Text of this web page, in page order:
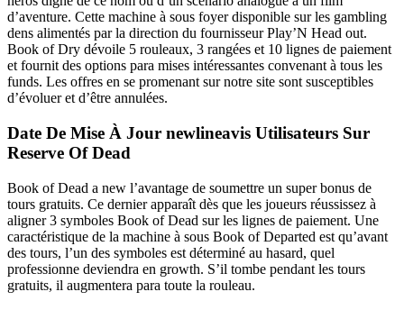
d’aventure. Cette machine à sous foyer disponible sur les gambling
dens alimentés par la direction du fournisseur Play’N Head out.
Book of Dry dévoile 5 rouleaux, 3 rangées et 10 lignes de paiement
et fournit des options para mises intéressantes convenant à tous les
funds. Les offres en se promenant sur notre site sont susceptibles
d’évoluer et d’être annulées.
Date De Mise À Jour newlineavis Utilisateurs Sur
Reserve Of Dead
Book of Dead a new l’avantage de soumettre un super bonus de
tours gratuits. Ce dernier apparaît dès que les joueurs réussissez à
aligner 3 symboles Book of Dead sur les lignes de paiement. Une
caractéristique de la machine à sous Book of Departed est qu’avant
des tours, l’un des symboles est déterminé au hasard, quel
professionne deviendra en growth. S’il tombe pendant les tours
gratuits, il augmentera para toute la rouleau.